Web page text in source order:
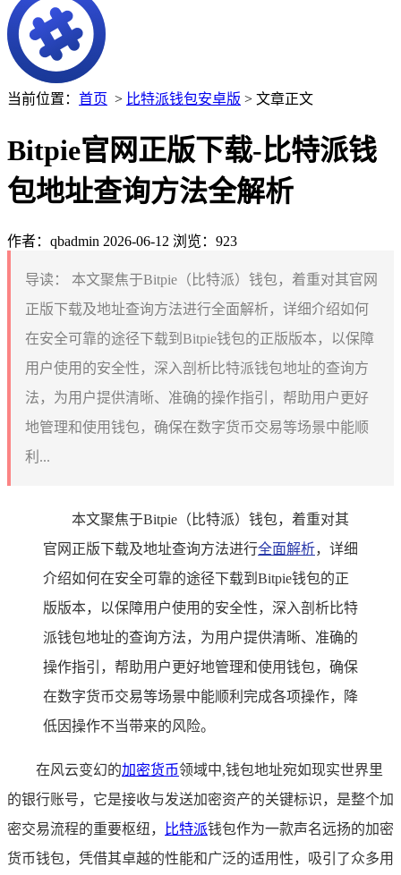
当前位置： 首页 > 比特派钱包安卓版 > 文章正文
Bitpie官网正版下载-比特派钱
包地址查询方法全解析
作者：qbadmin 2026-06-12 浏览：923
导读：
本文聚焦于Bitpie（比特派）钱包，着重对其官网
正版下载及地址查询方法进行全面解析，详细介绍如何
在安全可靠的途径下载到Bitpie钱包的正版版本，以保障
用户使用的安全性，深入剖析比特派钱包地址的查询方
法，为用户提供清晰、准确的操作指引，帮助用户更好
地管理和使用钱包，确保在数字货币交易等场景中能顺
利...
本文聚焦于Bitpie（比特派）钱包，着重对其
官网正版下载及地址查询方法进行全面解析，详细
介绍如何在安全可靠的途径下载到Bitpie钱包的正
版版本，以保障用户使用的安全性，深入剖析比特
派钱包地址的查询方法，为用户提供清晰、准确的
操作指引，帮助用户更好地管理和使用钱包，确保
在数字货币交易等场景中能顺利完成各项操作，降
低因操作不当带来的风险。
在风云变幻的加密货币领域中,钱包地址宛如现实世界里
的银行账号，它是接收与发送加密资产的关键标识，是整个加
密交易流程的重要枢纽，
比特派钱包作为一款声名远扬的加密
货币钱包，凭借其卓越的性能和广泛的适用性，吸引了众多用